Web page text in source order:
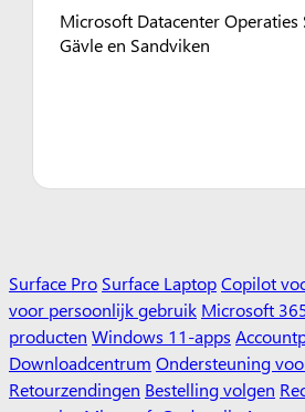
Microsoft Datacenter Operaties
Gävle en Sandviken
Surface Pro Surface LaptopCopilot
voor persoonlijk gebruik Microsoft
producten Windows 11-apps
Downloadcentrum Ondersteuning
Retourzendingen Bestelling volgen